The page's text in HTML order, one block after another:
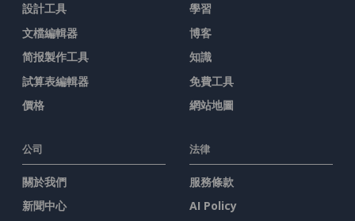
設計工具
文檔編輯器
简报製作工具
試算表編輯器
價格
學習
博客
知識
免費工具
網站地圖
公司
關於我們
新聞中心
法律
服務條款
AI Policy